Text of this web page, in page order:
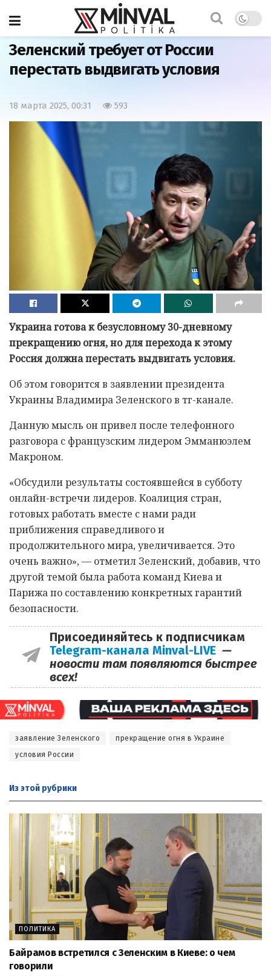
Главная Политика
Зеленский требует от России
перестать выдвигать условия
18 марта 2025, 00:31 593
Украина готова к безусловному 30-дневному
прекращению огня, но для перехода к этому
Россия должна перестать выдвигать условия.
Об этом говорится в заявлении президента
Украины Владимира Зеленского в тг-канале.
Данную мысль он привел после телефонного
разговора с французским лидером Эмманюэлем
Макроном.
«Обсудили результаты состоявшейся в субботу
онлайн-встречи лидеров. Коалиция стран,
готовых работать вместе с нами ради
приближения справедливого и
продолжительного мира, увеличивается. Это
очень важно», — отметил Зеленский, добавив, что
другой темой была работа команд Киева и
Парижа по составлению конкретных гарантий
безопасности.
Присоединяйтесь к подписчикам
Telegram-канала Minval-LIVE —
новости там появляются быстрее
всех!
заявление Зеленского
прекращение огня в Украине
условия России
Из этой рубрики
ПОЛИТИКА
Байрамов встретился с Зеленским в Киеве: о чем
говорили